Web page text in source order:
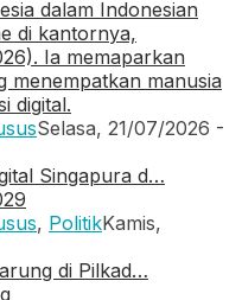
Selasa, 21/07/2026 -
Singapura d…
, PolitikKamis,
di Pilkad…